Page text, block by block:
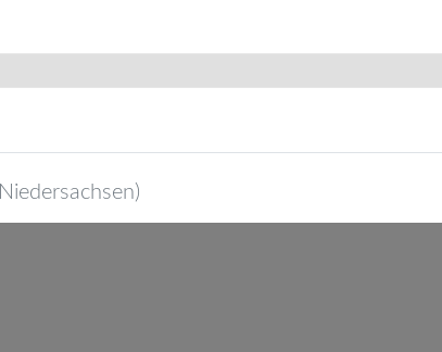
Niedersachsen)